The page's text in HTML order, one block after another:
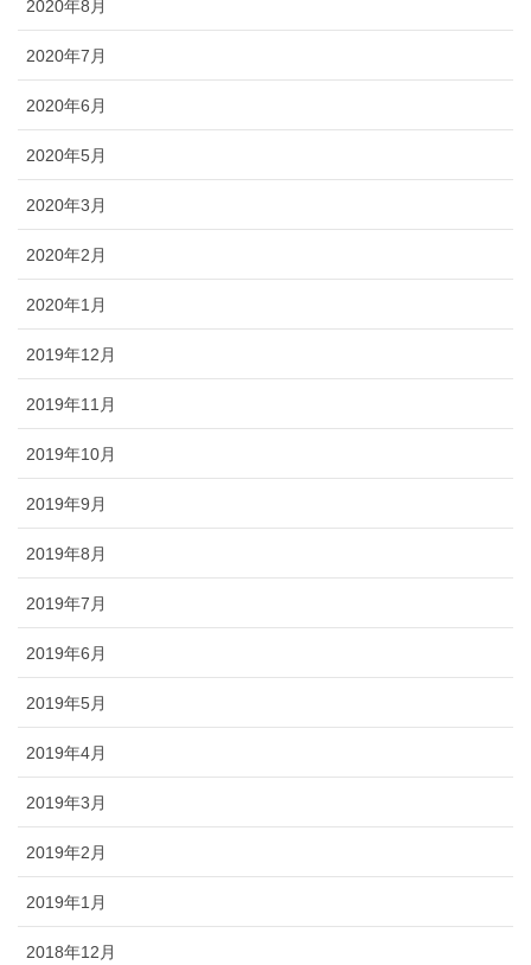
2020年8月
2020年7月
2020年6月
2020年5月
2020年3月
2020年2月
2020年1月
2019年12月
2019年11月
2019年10月
2019年9月
2019年8月
2019年7月
2019年6月
2019年5月
2019年4月
2019年3月
2019年2月
2019年1月
2018年12月